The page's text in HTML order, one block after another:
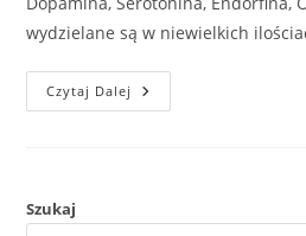
wydzielane są w niewielkich
Czytaj Dalej Złota
Czwórka
Szukaj